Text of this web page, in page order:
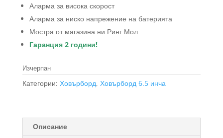
Аларма за висока скорост
Аларма за ниско напрежение на батерията
Мостра от магазина ни Ринг Мол
Гаранция 2 години!
Изчерпан
Категории: Ховърборд, Ховърборд 6.5 инча
Описание